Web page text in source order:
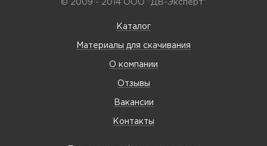
© 2009 - 2014 ООО "ДВ-Эксперт"
Каталог
Материалы для скачивания
О компании
Отзывы
Вакансии
Контакты